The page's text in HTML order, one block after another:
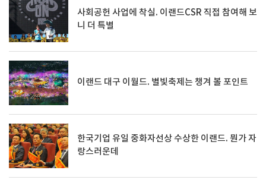
사회공헌 사업에 착실. 이랜드CSR 직접 참여해 보
니 더 특별
이랜드 대구 이월드. 별빛축제는 챙겨 볼 포인트
한국기업 유일 중화자선상 수상한 이랜드. 뭔가 자
랑스러운데